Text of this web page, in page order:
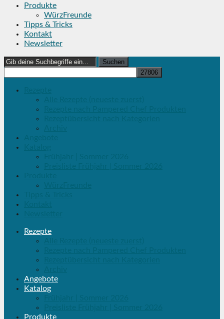
Produkte
WürzFreunde
Tipps & Tricks
Kontakt
Newsletter
Search
for:
Rezepte
Angebote
Katalog
Produkte